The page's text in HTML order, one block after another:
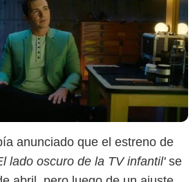
anunciado que el estreno de
lado oscuro de la TV infantil'se